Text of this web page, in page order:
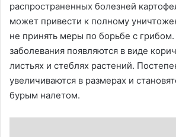
распространенных болезней
может привести к полному
не принять меры по борьбе с
заболевания появляются в виде
листьях и стеблях растений.
увеличиваются в размерах и
бурым налетом.